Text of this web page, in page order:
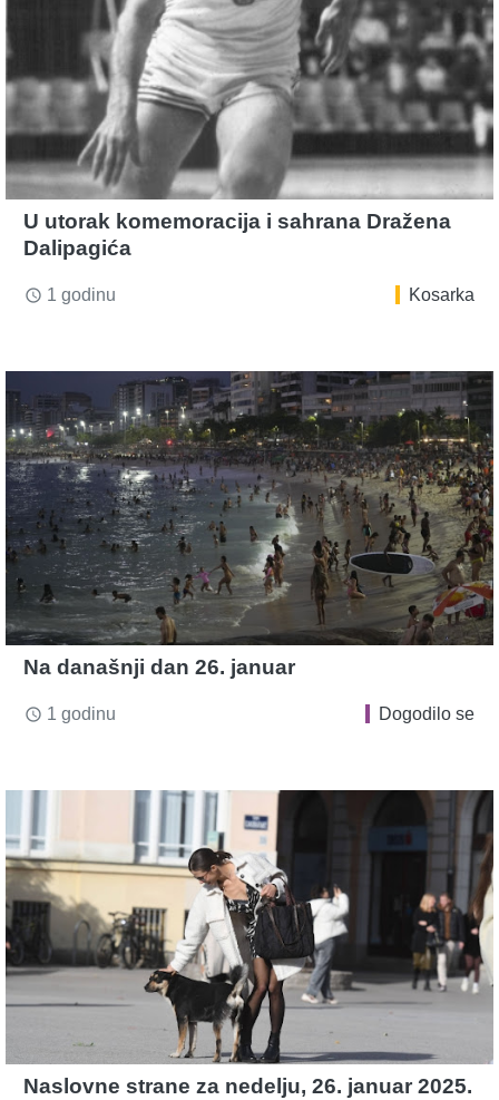
U utorak komemoracija i sahrana Dražena
Dalipagića
access_time 1 godinu Kosarka
Na današnji dan 26. januar
access_time 1 godinu Dogodilo se
Naslovne strane za nedelju, 26. januar 2025.